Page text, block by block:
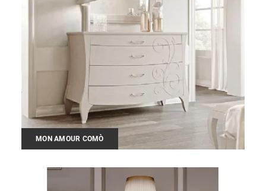
MON AMOUR COMÒ